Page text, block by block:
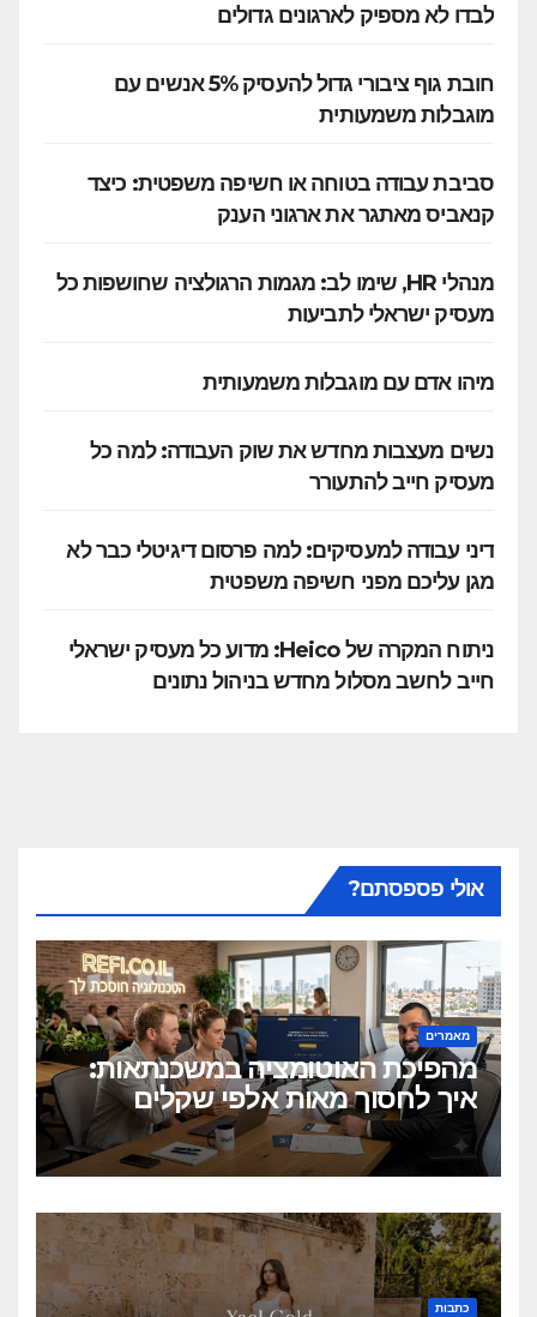
לבדו לא מספיק לארגונים גדולים
חובת גוף ציבורי גדול להעסיק 5% אנשים עם
מוגבלות משמעותית
סביבת עבודה בטוחה או חשיפה משפטית: כיצד
קנאביס מאתגר את ארגוני הענק
מנהלי HR, שימו לב: מגמות הרגולציה שחושפות כל
מעסיק ישראלי לתביעות
מיהו אדם עם מוגבלות משמעותית
נשים מעצבות מחדש את שוק העבודה: למה כל
מעסיק חייב להתעורר
דיני עבודה למעסיקים: למה פרסום דיגיטלי כבר לא
מגן עליכם מפני חשיפה משפטית
ניתוח המקרה של Heico: מדוע כל מעסיק ישראלי
חייב לחשב מסלול מחדש בניהול נתונים
אולי פספסתם?
מאמרים
מהפיכת האוטומציה במשכנתאות:
איך לחסוך מאות אלפי שקלים
בלחיצת כפתור?
כתבות